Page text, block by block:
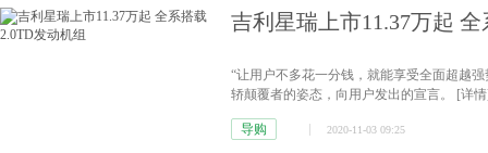
吉利星瑞上市11.37万起
“让用户不多花一分钱，就能享受全面超越
轿颠覆者的姿态，向用户发出的宣言。
[详
导购 2020-11-03 09:25